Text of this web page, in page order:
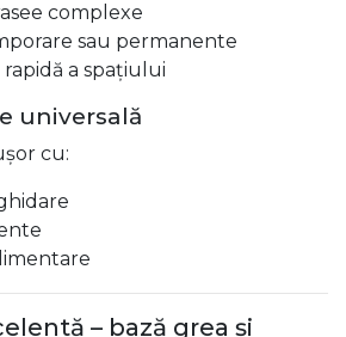
complexe
sau permanente
a spațiului
universală
cu:
– bază grea și